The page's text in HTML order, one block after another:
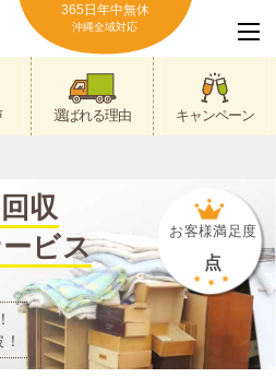
365日年中無休
沖縄全域対応
選ばれる理由 キャンペーン
収
ビス
お客様満足度
点